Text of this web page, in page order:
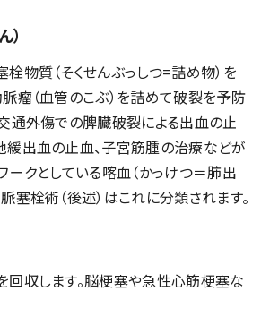
）
物質（そくせんぶっしつ=詰め物）を
瘤（血管のこぶ）を詰めて破裂を予防
通外傷での脾臓破裂による出血の止
緩出血の止血、子宮筋腫の治療などが
ークとしている喀血（かっけつ＝肺出
塞栓術（後述）はこれに分類されます。
回収します。脳梗塞や急性心筋梗塞な